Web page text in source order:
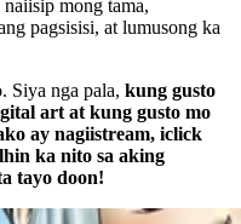
mong tama,
pagsisisi, at lumusong ka
Siya nga pala, kung gusto
art at kung gusto mo
ay nagiistream, iclick
ka nito sa aking
tayo doon!